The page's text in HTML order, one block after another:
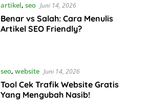
artikel, seo Juni 14, 2026
Benar vs Salah: Cara Menulis
Artikel SEO Friendly?
seo, website Juni 14, 2026
Tool Cek Trafik Website Gratis
Yang Mengubah Nasib!